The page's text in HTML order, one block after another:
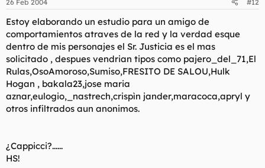
26 Feb 2004 #12
Estoy elaborando un estudio para un amigo de
comportamientos atraves de la red y la verdad esque
dentro de mis personajes el Sr. Justicia es el mas
solicitado , despues vendrian tipos como pajero_del_71,El
Rulas,OsoAmoroso,Sumiso,FRESITO DE SALOU,Hulk
Hogan , bakala23,jose maria
aznar,eulogio,_nastrech,crispìn jander,maracoca,apryl y
otros infiltrados aun anonimos.
¿Cappicci?......
HS!